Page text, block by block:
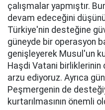
çalışmalar yapmıştır.
devam edeceğini
Türkiye'nin desteğine
güneyde bir operasyon
genişleyerek Musul'un
Haşdi Vatani birliklerinin
arzu ediyoruz. Ayrıca
Peşmergenin de
kurtarılmasının önemli